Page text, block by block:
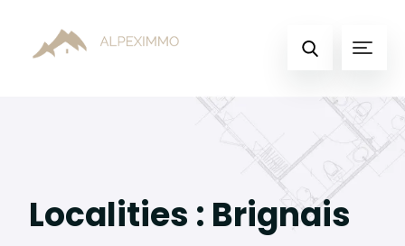
une
recherche
Localities : Brignais